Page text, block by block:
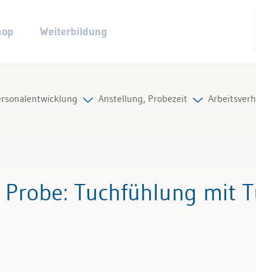
Weiterbildung
Anstellung, Probezeit
: Tuchfühlung mit